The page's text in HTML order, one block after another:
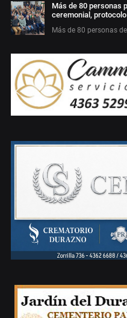
Más de 80 personas
ceremonial,
Más de 80 personas